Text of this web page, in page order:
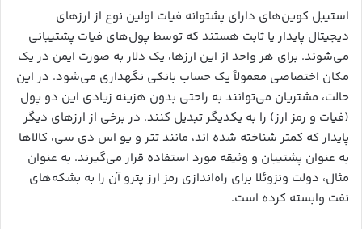
استیبل کوین‌های دارای پشتوانه فیات اولین نوع از ارزهای
دیجیتال پایدار یا ثابت هستند که توسط پول‌های فیات پشتیبانی
می‌شوند. برای هر واحد از این ارزها، یک دلار به صورت ایمن در یک
مکان اختصاصی معمولاً یک حساب بانکی نگهداری می‌شود. در این
حالت، مشتریان می‌توانند به راحتی بدون هزینه زیادی این دو پول
(فیات و رمز ارز) را به یکدیگر تبدیل کنند. در برخی از ارزهای دیگر
پایدار که کمتر شناخته شده اند، مانند تتر و یو اس دی سی، کالاها
به عنوان پشتیبان و وثیقه مورد استفاده قرار می‌گیرند. به عنوان
مثال، دولت ونزوئلا برای راه‌اندازی رمز ارز پترو آن را به بشکه‌های
نفت وابسته کرده است.